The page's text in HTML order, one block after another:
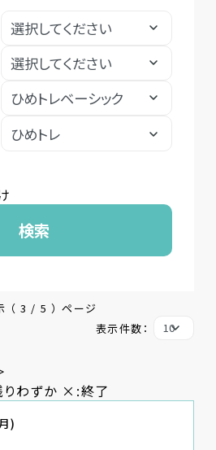
検索
3 / 5 ） ページ
表示件数：
わずか ×:終了
)